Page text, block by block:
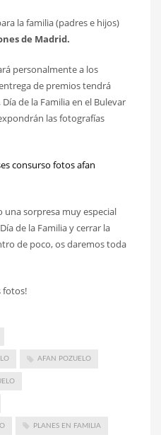
la familia (padres e hijos)
de Madrid.
personalmente a los
de premios tendrá
de la Familia en el Bulevar
las fotografías
consurso fotos afan
sorpresa muy especial
de la Familia y cerrar la
de poco, os daremos toda
fotos!
AFAN POZUELO
PLANES EN FAMILIA